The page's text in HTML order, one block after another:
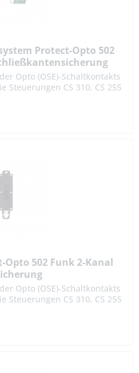
Protect-Opto 502
Opto (OSE)-Schaltkontakts
Steuerungen CS 310, CS 255
502 Funk 2-Kanal
Opto (OSE)-Schaltkontakts
Steuerungen CS 310, CS 255